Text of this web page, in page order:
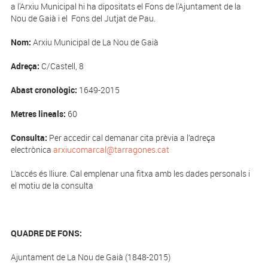
a l'Arxiu Municipal hi ha dipositats el Fons de l'Ajuntament de la
Nou de Gaià i el Fons del Jutjat de Pau.
Nom: Arxiu Municipal de La Nou de Gaià
Adreça: C/Castell, 8
Abast cronològic: 1649-2015
Metres lineals: 60
Consulta: Per accedir cal demanar cita prèvia a l’adreça
electrònica arxiucomarcal@tarragones.cat
L’accés és lliure. Cal emplenar una fitxa amb les dades personals i
el motiu de la consulta
QUADRE DE FONS:
Ajuntament de La Nou de Gaià (1848-2015)